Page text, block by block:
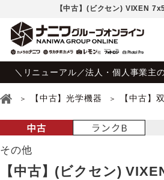
【中古】(ビクセン) VIXEN
＼リニューアル／法人・個人事業主
【中古】光学機器 【中古】
その他
【中古】(ビクセン)